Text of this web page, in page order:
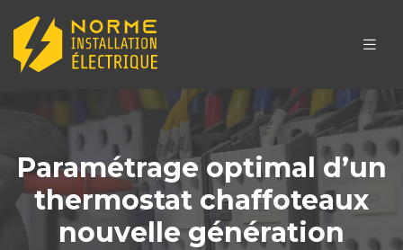
Paramétrage optimal d’un
thermostat chaffoteaux
nouvelle génération